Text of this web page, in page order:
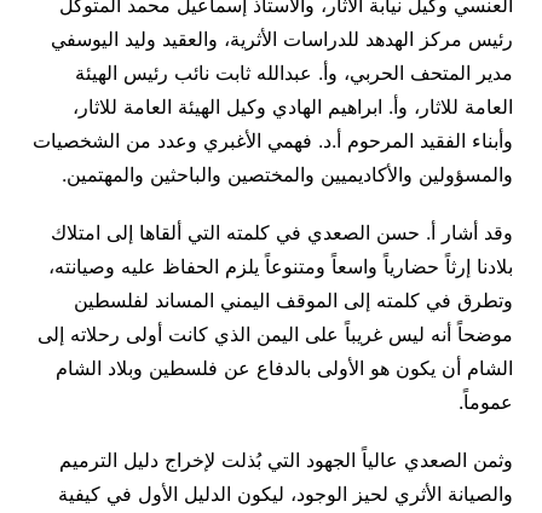
رئيس مركز الهدهد للدراسات الأثرية، والعقيد وليد اليوسفي
مدير المتحف الحربي، وأ. عبدالله ثابت نائب رئيس الهيئة
العامة للاثار، وأ. ابراهيم الهادي وكيل الهيئة العامة للاثار،
وأبناء الفقيد المرحوم أ.د. فهمي الأغبري وعدد من الشخصيات
والمسؤولين والأكاديميين والمختصين والباحثين والمهتمين.
وقد أشار أ. حسن الصعدي في كلمته التي ألقاها إلى امتلاك
بلادنا إرثاً حضارياً واسعاً ومتنوعاً يلزم الحفاظ عليه وصيانته،
وتطرق في كلمته إلى الموقف اليمني المساند لفلسطين
موضحاً أنه ليس غريباً على اليمن الذي كانت أولى رحلاته إلى
الشام أن يكون هو الأولى بالدفاع عن فلسطين وبلاد الشام
عموماً.
وثمن الصعدي عالياً الجهود التي بُذلت لإخراج دليل الترميم
والصيانة الأثري لحيز الوجود، ليكون الدليل الأول في كيفية